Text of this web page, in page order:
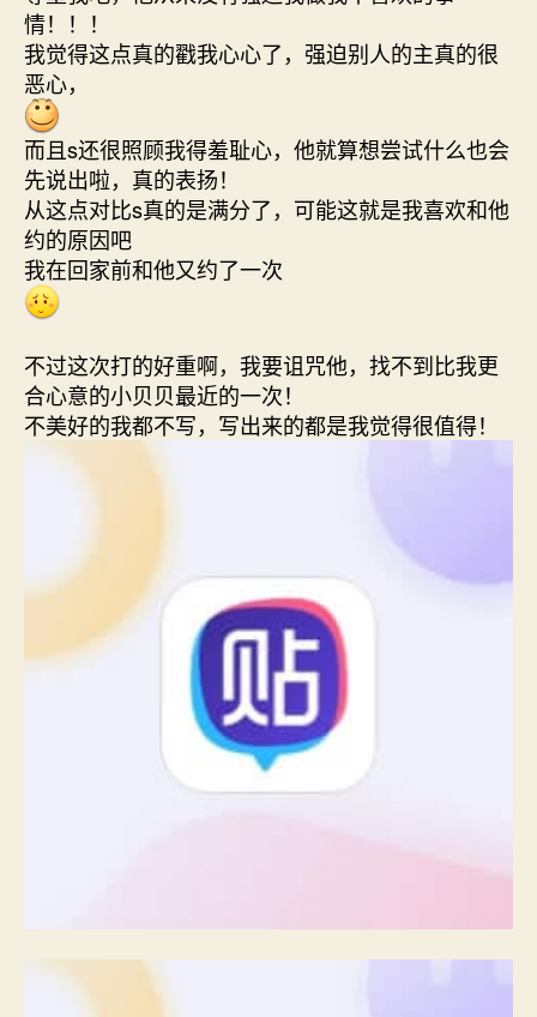
情！！！
我觉得这点真的戳我心心了，强迫别人的主真的很
恶心，
而且s还很照顾我得羞耻心，他就算想尝试什么也会
先说出啦，真的表扬！
从这点对比s真的是满分了，可能这就是我喜欢和他
约的原因吧
我在回家前和他又约了一次
不过这次打的好重啊，我要诅咒他，找不到比我更
合心意的小贝贝最近的一次！
不美好的我都不写，写出来的都是我觉得很值得！